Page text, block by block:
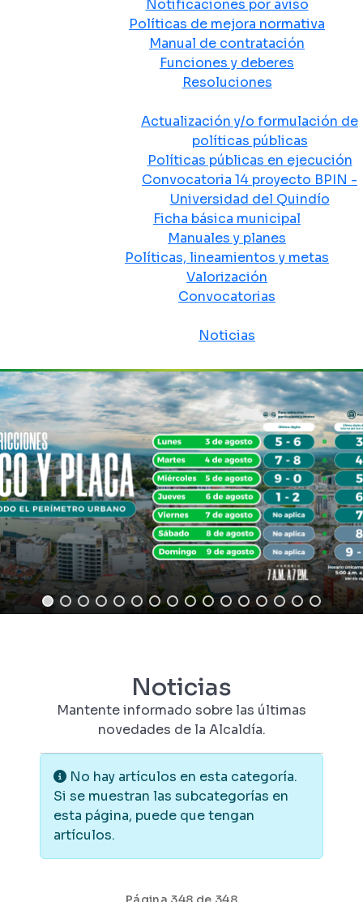
Notificaciones por aviso
Políticas de mejora normativa
Manual de contratación
Funciones y deberes
Resoluciones
Actualización y/o formulación de
políticas públicas
Políticas públicas en ejecución
Convocatoria 14 proyecto BPIN -
Universidad del Quindío
Ficha básica municipal
Manuales y planes
Políticas, lineamientos y metas
Valorización
Convocatorias
Noticias
Noticias
Mantente informado sobre las últimas
novedades de la Alcaldía.
Información
No hay artículos en esta categoría.
Si se muestran las subcategorías en
esta página, puede que tengan
artículos.